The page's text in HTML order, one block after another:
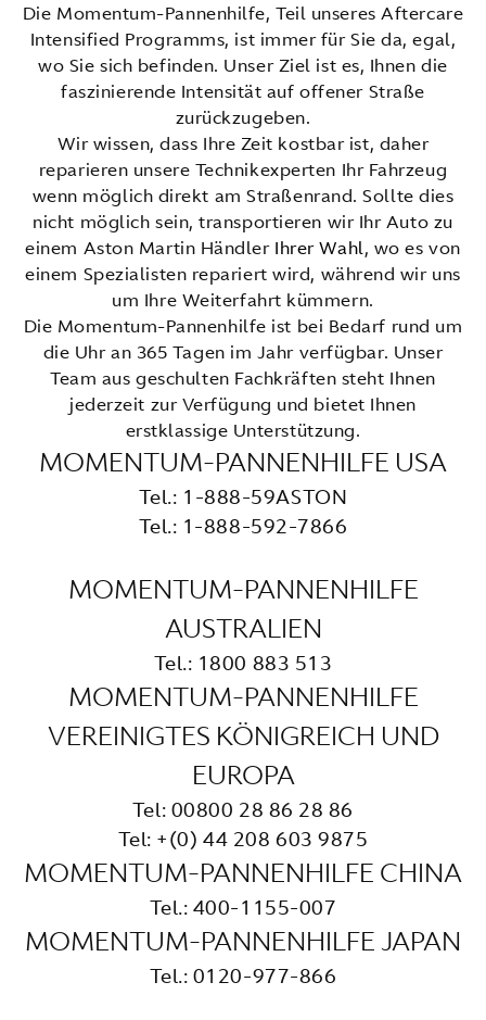
Die Momentum-Pannenhilfe, Teil unseres Aftercare
Intensified Programms, ist immer für Sie da, egal,
wo Sie sich befinden. Unser Ziel ist es, Ihnen die
faszinierende Intensität auf offener Straße
zurückzugeben.
Wir wissen, dass Ihre Zeit kostbar ist, daher
reparieren unsere Technikexperten Ihr Fahrzeug
wenn möglich direkt am Straßenrand. Sollte dies
nicht möglich sein, transportieren wir Ihr Auto zu
einem Aston Martin Händler Ihrer Wahl, wo es von
einem Spezialisten repariert wird, während wir uns
um Ihre Weiterfahrt kümmern.
Die Momentum-Pannenhilfe ist bei Bedarf rund um
die Uhr an 365 Tagen im Jahr verfügbar. Unser
Team aus geschulten Fachkräften steht Ihnen
jederzeit zur Verfügung und bietet Ihnen
erstklassige Unterstützung.
MOMENTUM-PANNENHILFE USA
Tel.: 1-888-59ASTON
Tel.: 1-888-592-7866
MOMENTUM-PANNENHILFE
AUSTRALIEN
Tel.: 1800 883 513
MOMENTUM-PANNENHILFE
VEREINIGTES KÖNIGREICH UND
EUROPA
Tel: 00800 28 86 28 86
Tel: +(0) 44 208 603 9875
MOMENTUM-PANNENHILFE CHINA
Tel.: 400-1155-007
MOMENTUM-PANNENHILFE JAPAN
Tel.: 0120-977-866